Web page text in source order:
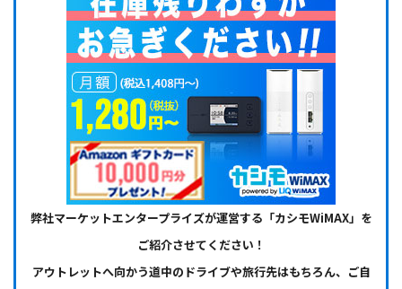
弊社マーケットエンタープライズが運営する「カシモWiMAX」を
ご紹介させてください！
アウトレットへ向かう道中のドライブや旅行先はもちろん、ご自